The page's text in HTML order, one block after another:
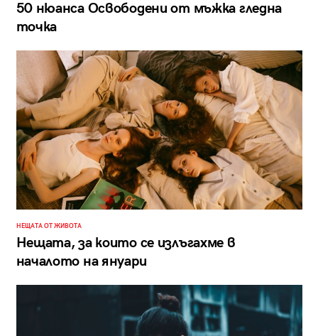
50 нюанса Освободени от мъжка гледна
точка
НЕЩАТА ОТ ЖИВОТА
Нещата, за които се излъгахме в
началото на януари